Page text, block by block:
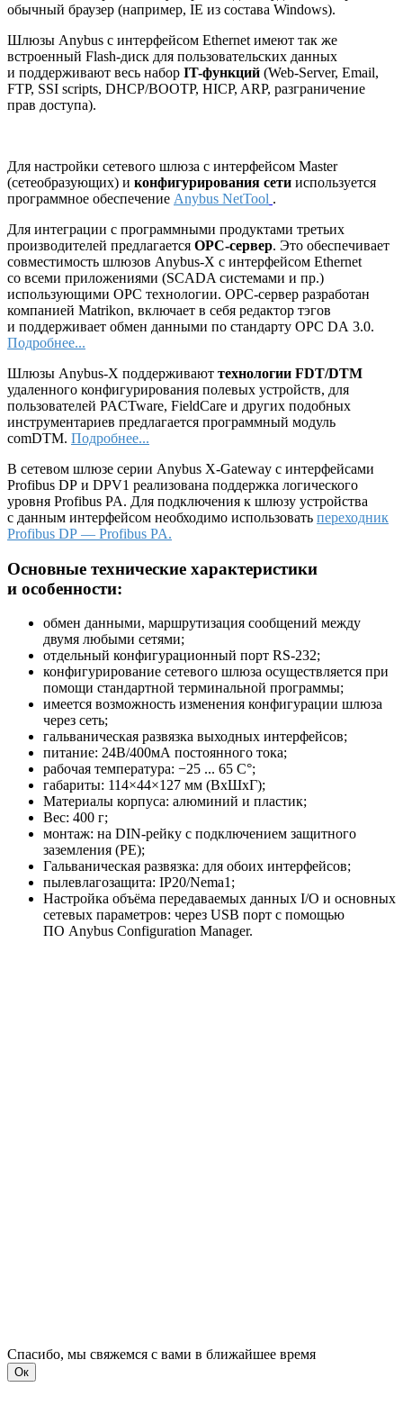
обычный браузер (например, IE из состава Windows).
Шлюзы Anybus с интерфейсом Ethernet имеют так же
встроенный Flash-диск для пользовательских данных
и поддерживают весь набор IT-функций (Web-Server, Email,
FTP, SSI scripts, DHCP/BOOTP, HICP, ARP, разграничение
прав доступа).
Для настройки сетевого шлюза с интерфейсом Master
(сетеобразующих) и конфигурирования сети используется
программное обеспечение Anybus NetTool .
Для интеграции с программными продуктами третьих
производителей предлагается ОРС-сервер. Это обеспечивает
совместимость шлюзов Anybus-X с интерфейсом Ethernet
со всеми приложениями (SCADA системами и пр.)
использующими ОРС технологии. ОРС-сервер разработан
компанией Matrikon, включает в себя редактор тэгов
и поддерживает обмен данными по стандарту OPC DA 3.0.
Подробнее...
Шлюзы Anybus-X поддерживают технологии FDT/DTM
удаленного конфигурирования полевых устройств, для
пользователей PACTware, FieldCare и других подобных
инструментариев предлагается программный модуль
comDTM. Подробнее...
В сетевом шлюзе серии Anybus X-Gateway с интерфейсами
Profibus DP и DPV1 реализована поддержка логического
уровня Profibus PA. Для подключения к шлюзу устройства
с данным интерфейсом необходимо использовать переходник
Profibus DP — Profibus PA.
Основные технические характеристики
и особенности:
обмен данными, маршрутизация сообщений между
двумя любыми сетями;
отдельный конфигурационный порт RS-232;
конфигурирование сетевого шлюза осуществляется при
помощи стандартной терминальной программы;
имеется возможность изменения конфигурации шлюза
через сеть;
гальваническая развязка выходных интерфейсов;
питание: 24В/400мА постоянного тока;
рабочая температура: −25 ... 65 С°;
габариты: 114×44×127 мм (ВхШхГ);
Материалы корпуса: алюминий и пластик;
Вес: 400 г;
монтаж: на DIN-рейку с подключением защитного
заземления (РЕ);
Гальваническая развязка: для обоих интерфейсов;
пылевлагозащита: IP20/Nema1;
Настройка объёма передаваемых данных I/O и основных
сетевых параметров: через USB порт с помощью
ПО Anybus Configuration Manager.
Спасибо, мы свяжемся с вами в ближайшее время
Ок